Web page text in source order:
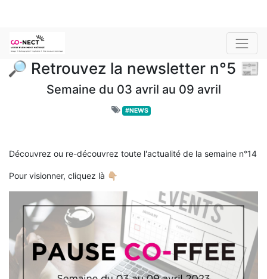
🔎 Retrouvez la newsletter n°5 📰
Semaine du 03 avril au 09 avril
#NEWS
Découvrez ou re-découvrez toute l'actualité de la semaine n°14
Pour visionner, cliquez là 👇🏼